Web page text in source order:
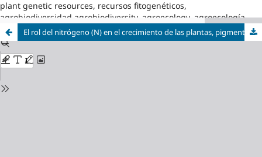
plant genetic resources, recursos fitogenéticos,
agrobiodiversidad,agrobiodiversity, agroecology, agroecología
El rol del nitrógeno (N) en el crecimiento de las plantas, pigmentos de fotosíntesis y eficiencia del empleo del nitrógeno. Artículo de revisión